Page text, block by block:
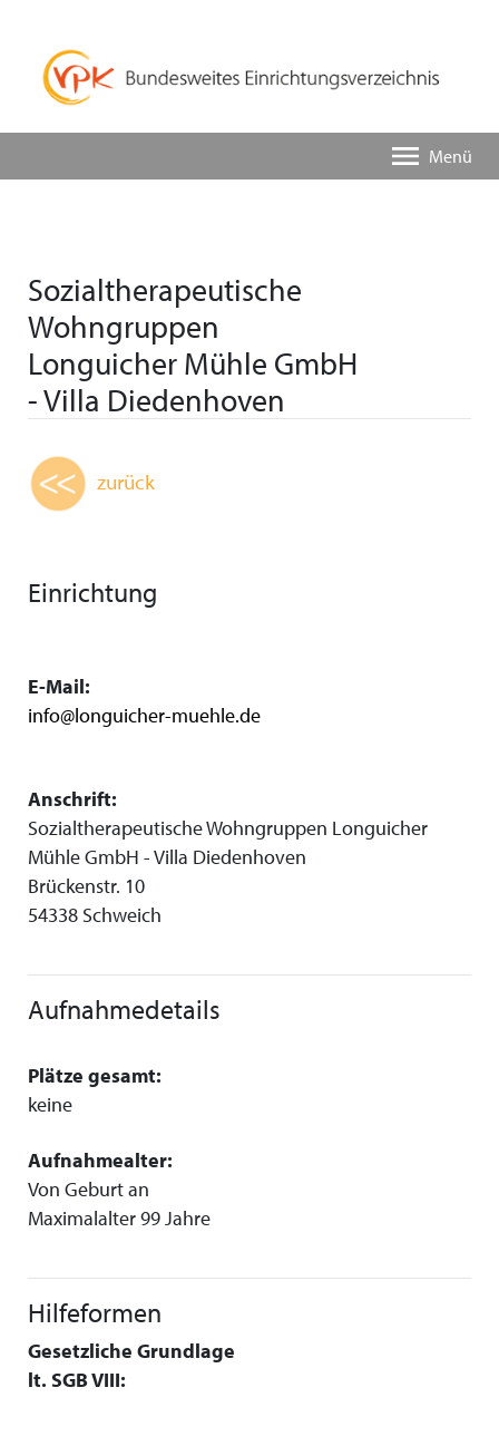
Menü
Sozialtherapeutische
Wohngruppen
Longuicher Mühle GmbH
- Villa Diedenhoven
zurück
Einrichtung
E-Mail:
info@longuicher-muehle.de
Anschrift:
Sozialtherapeutische Wohngruppen Longuicher
Mühle GmbH - Villa Diedenhoven
Brückenstr. 10
54338 Schweich
Aufnahmedetails
Plätze gesamt:
keine
Aufnahmealter:
Von Geburt an
Maximalalter 99 Jahre
Hilfeformen
Gesetzliche Grundlage
lt. SGB VIII: